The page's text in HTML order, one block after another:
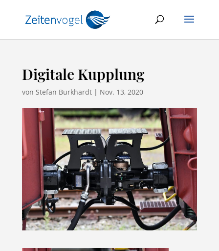
Digitale Kupplung
von Stefan Burkhardt| Nov. 13, 2020